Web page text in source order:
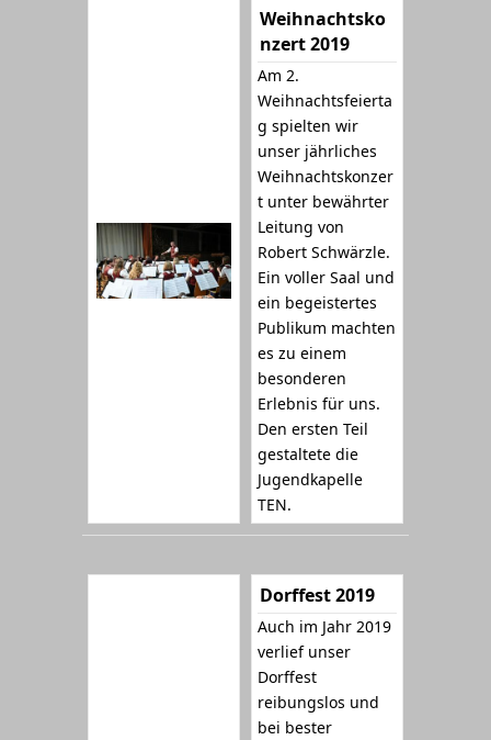
Weihnachtsko
nzert 2019
Am 2.
Weihnachtsfeierta
g spielten wir
unser jährliches
Weihnachtskonzer
t unter bewährter
Leitung von
Robert Schwärzle.
Ein voller Saal und
ein begeistertes
Publikum machten
es zu einem
besonderen
Erlebnis für uns.
Den ersten Teil
gestaltete die
Jugendkapelle
TEN.
Dorffest 2019
Auch im Jahr 2019
verlief unser
Dorffest
reibungslos und
bei bester